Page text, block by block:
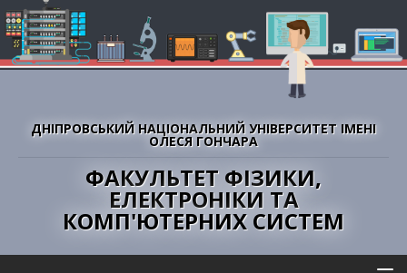
ДНІПРОВСЬКИЙ НАЦІОНАЛЬНИЙ УНІВЕРСИТЕТ ІМЕНІ
ОЛЕСЯ ГОНЧАРА
ФАКУЛЬТЕТ ФІЗИКИ,
ЕЛЕКТРОНІКИ ТА
КОМП'ЮТЕРНИХ СИСТЕМ